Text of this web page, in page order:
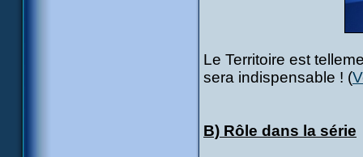
Le Territoire est
sera indispensable ! (
B) Rôle dans la série